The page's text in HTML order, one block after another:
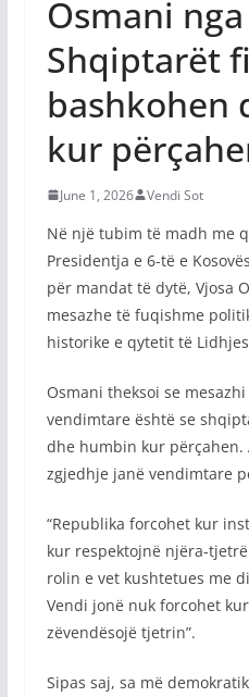
Osmani
Shqiptarët
bashkohen
kur
June 1, 2026 Vendi Sot
Në një tubim të madh me
Presidentja e 6-të e
për mandat të dytë, Vjosa
mesazhe të fuqishme
historike e qytetit të
Osmani theksoi se
vendimtare është se
dhe humbin kur përçahen.
zgjedhje janë vendimtare
“Republika forcohet kur
kur respektojnë njëra-
rolin e vet kushtetues me
Vendi jonë nuk forcohet
zëvendësojë tjetrin”.
Sipas saj, sa më